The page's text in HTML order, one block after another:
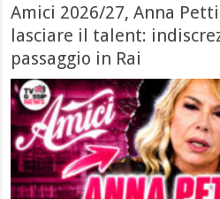
Amici 2026/27, Anna
lasciare il talent:
passaggio in Rai